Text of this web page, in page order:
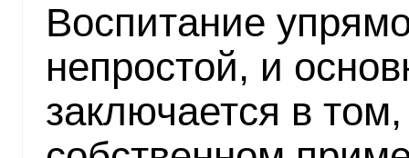
Воспитание
непростой, и
заключается в